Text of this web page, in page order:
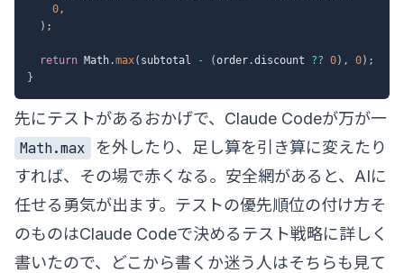
0,
) ;
return Math.max( subtotal - (order.discount ?? 0) , 0) ;
}
先にテストがあるおかげで、Claude Codeが万が一
Math.max
を外したり、足し算を引き算に変えたり
すれば、その場で赤くなる。安全網があると、AIに
任せる勇気が出ます。テストの優先順位の付け方そ
のものはClaude Codeで決めるテスト戦略に詳しく
書いたので、どこから書くか迷う人はそちらも見て